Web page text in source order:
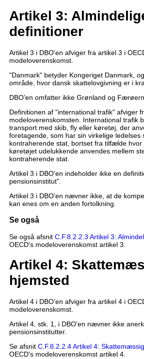
Artikel 3:
definitioner
Artikel 3 i DBO'en afviger fra artikel 3 i
modeloverenskomst.
"Danmark" betyder Kongeriget Danmark,
område, hvor dansk skattelovgivning er i
DBO'en omfatter ikke Grønland og
Definitionen af "international trafik" afviger
modeloverenskomsten. International trafik
transport med skib, fly eller køretøj, der
foretagende, som har sin virkelige ledelses
kontraherende stat, bortset fra tilfælde hvor
køretøjet udelukkende anvendes mellem
kontraherende stat.
Artikel 3 i DBO'en indeholder ikke en
pensionsinstitut".
Artikel 3 i DBO'en nævner ikke, at de
kan enes om en anden fortolkning.
Se også
Se også afsnit C.F.8.2.2.3 Artikel 3:
OECD's modeloverenskomst artikel 3.
Artikel 4:
hjemsted
Artikel 4 i DBO'en afviger fra artikel 4 i
modeloverenskomst.
Artikel 4, stk. 1, i DBO'en nævner ikke
pensionsinstitutter.
Se afsnit C.F.8.2.2.4 Artikel 4:
OECD's modeloverenskomst artikel 4.